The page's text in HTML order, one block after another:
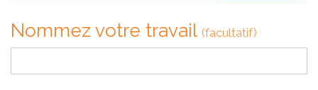
Nommez votre travail (facultatif)